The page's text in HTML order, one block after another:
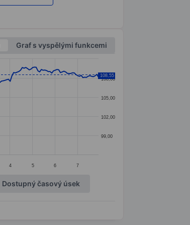
Graf s vyspělými funkcemi
4 5 6 7
99,00
102,00
105,00
108,00
108,55
Dostupný časový úsek